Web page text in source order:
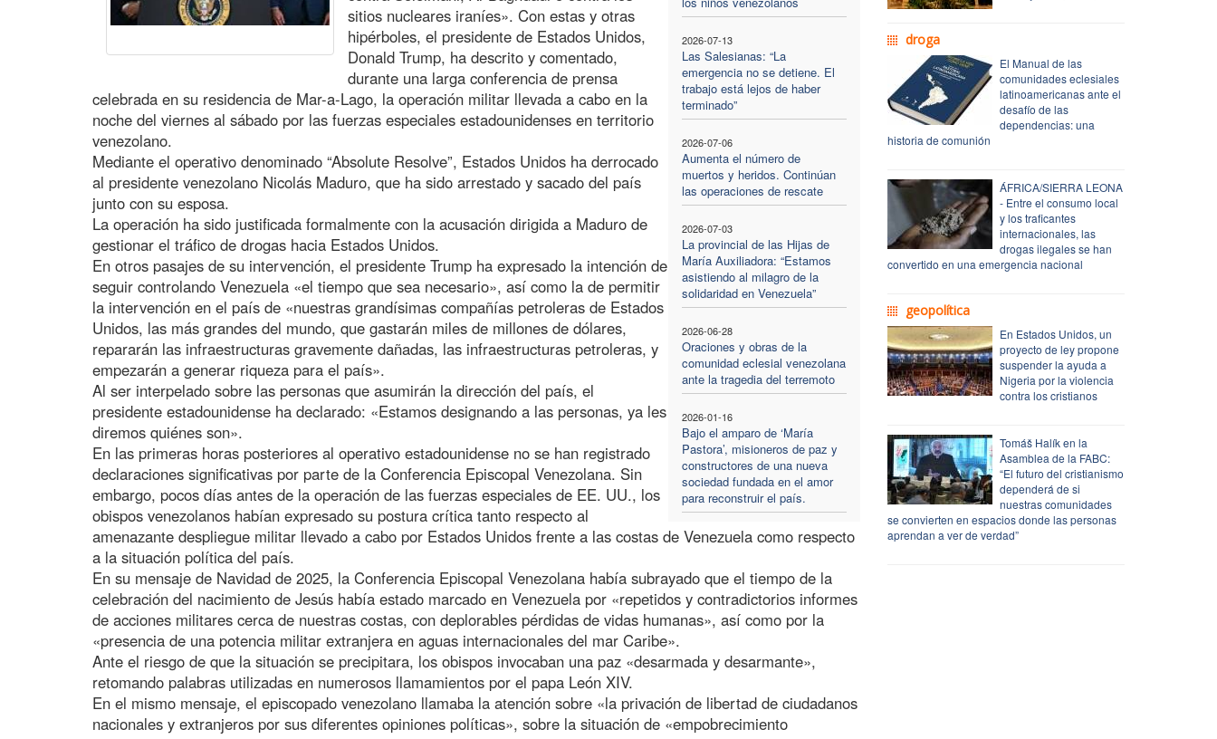
2026-07-13
Las Salesianas: “La
emergencia no se detiene. El
trabajo está lejos de haber
terminado”
2026-07-06
Aumenta el número de
muertos y heridos. Continúan
las operaciones de rescate
2026-07-03
La provincial de las Hijas de
María Auxiliadora: “Estamos
asistiendo al milagro de la
solidaridad en Venezuela”
2026-06-28
Oraciones y obras de la
comunidad eclesial venezolana
ante la tragedia del terremoto
2026-01-16
Bajo el amparo de ‘María
Pastora’, misioneros de paz y
constructores de una nueva
sociedad fundada en el amor
para reconstruir el país.
sitios nucleares iraníes». Con estas y otras
hipérboles, el presidente de Estados Unidos,
Donald Trump, ha descrito y comentado,
durante una larga conferencia de prensa
celebrada en su residencia de Mar-a-Lago, la operación militar llevada a cabo en la
noche del viernes al sábado por las fuerzas especiales estadounidenses en territorio
venezolano.
Mediante el operativo denominado “Absolute Resolve”, Estados Unidos ha derrocado
al presidente venezolano Nicolás Maduro, que ha sido arrestado y sacado del país
junto con su esposa.
La operación ha sido justificada formalmente con la acusación dirigida a Maduro de
gestionar el tráfico de drogas hacia Estados Unidos.
En otros pasajes de su intervención, el presidente Trump ha expresado la intención de
seguir controlando Venezuela «el tiempo que sea necesario», así como la de permitir
la intervención en el país de «nuestras grandísimas compañías petroleras de Estados
Unidos, las más grandes del mundo, que gastarán miles de millones de dólares,
repararán las infraestructuras gravemente dañadas, las infraestructuras petroleras, y
empezarán a generar riqueza para el país».
Al ser interpelado sobre las personas que asumirán la dirección del país, el
presidente estadounidense ha declarado: «Estamos designando a las personas, ya les
diremos quiénes son».
En las primeras horas posteriores al operativo estadounidense no se han registrado
declaraciones significativas por parte de la Conferencia Episcopal Venezolana. Sin
embargo, pocos días antes de la operación de las fuerzas especiales de EE. UU., los
obispos venezolanos habían expresado su postura crítica tanto respecto al
amenazante despliegue militar llevado a cabo por Estados Unidos frente a las costas de Venezuela como respecto
a la situación política del país.
En su mensaje de Navidad de 2025, la Conferencia Episcopal Venezolana había subrayado que el tiempo de la
celebración del nacimiento de Jesús había estado marcado en Venezuela por «repetidos y contradictorios informes
de acciones militares cerca de nuestras costas, con deplorables pérdidas de vidas humanas», así como por la
«presencia de una potencia militar extranjera en aguas internacionales del mar Caribe».
Ante el riesgo de que la situación se precipitara, los obispos invocaban una paz «desarmada y desarmante»,
retomando palabras utilizadas en numerosos llamamientos por el papa León XIV.
En el mismo mensaje, el episcopado venezolano llamaba la atención sobre «la privación de libertad de ciudadanos
nacionales y extranjeros por sus diferentes opiniones políticas», sobre la situación de «empobrecimiento
droga
El Manual de las
comunidades eclesiales
latinoamericanas ante el
desafío de las
dependencias: una
historia de comunión
ÁFRICA/SIERRA LEONA
- Entre el consumo local
y los traficantes
internacionales, las
drogas ilegales se han
convertido en una emergencia nacional
geopolítica
En Estados Unidos, un
proyecto de ley propone
suspender la ayuda a
Nigeria por la violencia
contra los cristianos
Tomáš Halík en la
Asamblea de la FABC:
“El futuro del cristianismo
dependerá de si
nuestras comunidades
se convierten en espacios donde las personas
aprendan a ver de verdad”